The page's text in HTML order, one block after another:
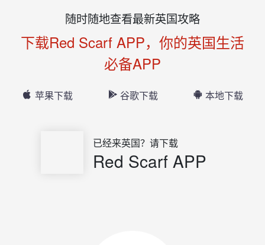
随时随地查看最新英国攻略
下载Red Scarf APP，你的英国生活
必备APP
苹果下载 谷歌下载 本地下载
已经来英国？请下载
Red Scarf APP